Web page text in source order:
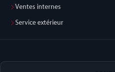
Ventes internes
Service extérieur